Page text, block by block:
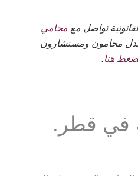
تواصل مع محامي
محامون ومستشارون
هنا.
في قطر.